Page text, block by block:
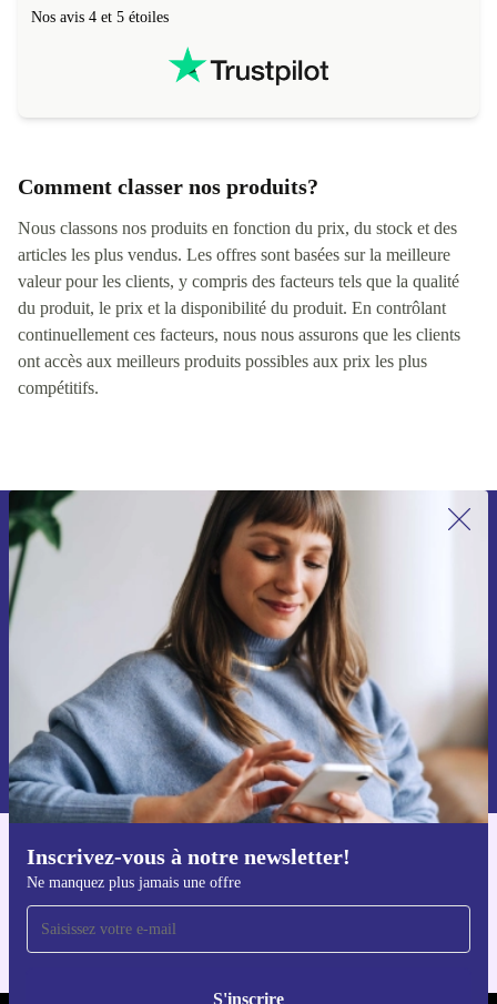
Nos avis 4 et 5 étoiles
Comment classer nos produits?
Nous classons nos produits en fonction du prix, du stock et des
articles les plus vendus. Les offres sont basées sur la meilleure
valeur pour les clients, y compris des facteurs tels que la qualité
du produit, le prix et la disponibilité du produit. En contrôlant
continuellement ces facteurs, nous nous assurons que les clients
ont accès aux meilleurs produits possibles aux prix les plus
compétitifs.
Inscrivez-vous à notre newsletter!
Ne manquez plus jamais une offre
S'inscrire
Recevoir offres et infos de refurbed
par mail
Ne manquez plus aucune offre.
S'inscrire
Retrouvez les informations sur l'utilisation des données personnelles
dans notre
politique de confidentialité.
Téléchargez l'application refurbed
Pour iOS et Android